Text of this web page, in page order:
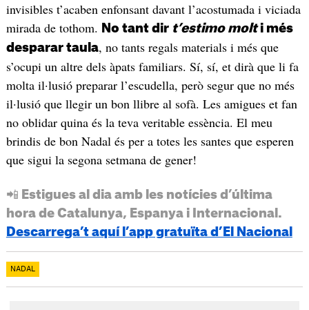
invisibles t’acaben enfonsant davant l’acostumada i viciada
mirada de tothom.
No tant dir t’estimo molti més
desparar taula, no tants regals materials i més que
s’ocupi un altre dels àpats familiars. Sí, sí, et dirà que li fa
molta il·lusió preparar l’escudella, però segur que no més
il·lusió que llegir un bon llibre al sofà. Les amigues et fan
no oblidar quina és la teva veritable essència. El meu
brindis de bon Nadal és per a totes les santes que esperen
que sigui la segona setmana de gener!
📲 Estigues al dia amb les notícies d’última
hora de Catalunya, Espanya i Internacional.
Descarrega’t aquí l’app gratuïta d’El Nacional
NADAL